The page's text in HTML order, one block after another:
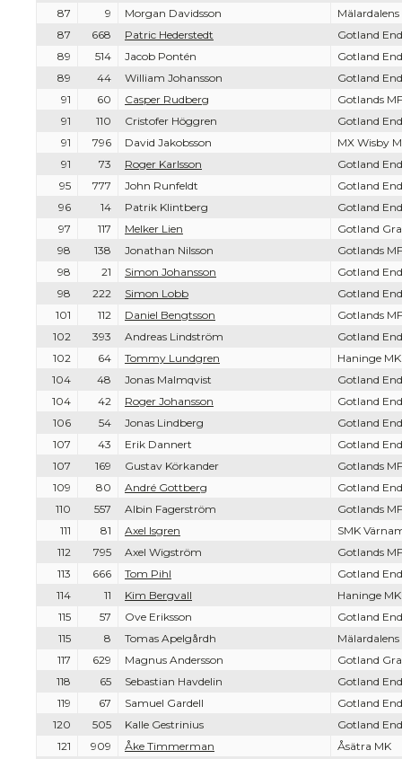
87 9 Morgan Davidsson
Mälardalens
87
668 Patric Hederstedt
Gotland
89
514 Jacob Pontén
Gotland
89
44 William Johansson
Gotland
91
60 Casper Rudberg
Gotlands
91
110 Cristofer Höggren
Gotland
91
796 David Jakobsson
MX Wisby
91
73 Roger Karlsson
Gotland
95
777 John Runfeldt
Gotland
96
14 Patrik Klintberg
Gotland
97
117 Melker Lien
Gotland
98
138 Jonathan Nilsson
Gotlands
98
21 Simon Johansson
Gotland
98
222 Simon Lobb
Gotland
101
112 Daniel Bengtsson
Gotlands
102
393 Andreas Lindström
Gotland
102
64 Tommy Lundgren
Haninge MK
104
48 Jonas Malmqvist
Gotland
104
42 Roger Johansson
Gotland
106
54 Jonas Lindberg
Gotland
107
43 Erik Dannert
Gotland
107
169 Gustav Körkander
Gotlands
109
80 André Gottberg
Gotland
110
557 Albin Fagerström
Gotlands
111
81 Axel Isgren
SMK
112
795 Axel Wigström
Gotlands
113
666 Tom Pihl
Gotland
114
11 Kim Bergvall
Haninge MK
115
57 Ove Eriksson
Gotland
115
8 Tomas Apelgårdh
Mälardalens
117
629 Magnus Andersson
Gotland
118
65 Sebastian Havdelin
Gotland
119
67 Samuel Gardell
Gotland
120
505 Kalle Gestrinius
Gotland
121
909 Åke Timmerman
Åsätra MK